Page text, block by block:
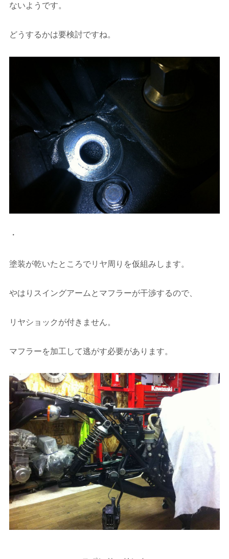
ないようです。
どうするかは要検討ですね。
・
塗装が乾いたところでリヤ周りを仮組みします。
やはりスイングアームとマフラーが干渉するので、
リヤショックが付きません。
マフラーを加工して逃がす必要があります。